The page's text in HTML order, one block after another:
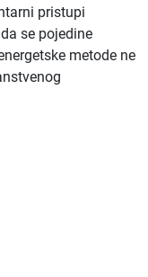
pristupi
se pojedine
metode ne